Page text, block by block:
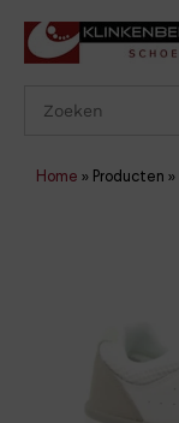
Home » Producten »